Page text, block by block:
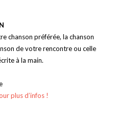
chanson préférée, la chanson
de votre rencontre ou celle
à la main.
plus d’infos !